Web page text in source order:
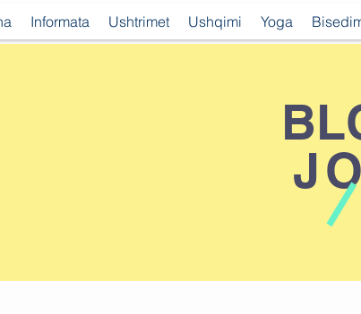
Informata Ushtrimet Ushqimi Yoga